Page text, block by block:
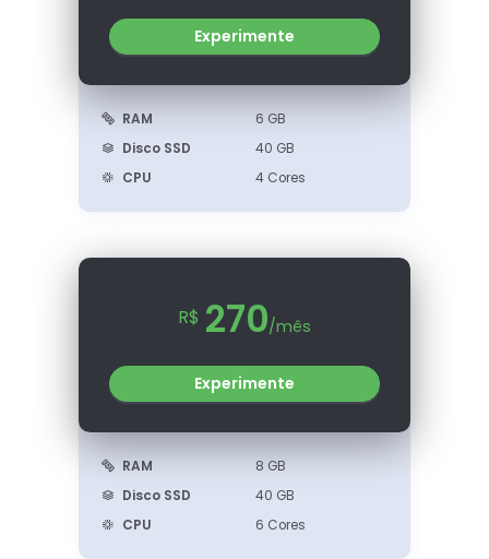
Experimente
RAM
6 GB
Disco SSD
40 GB
CPU
4 Cores
R$ 270/mês
Experimente
RAM
8 GB
Disco SSD
40 GB
CPU
6 Cores